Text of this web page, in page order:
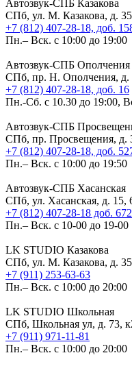
Автозвук-СПБ Казакова
СПб, ул. М. Казакова, д.
+7 (812) 407-28-18, доб.
Пн.– Вск. с 10:00 до 19:00
Автозвук-СПБ Ополчения
СПб, пр. Н. Ополчения, д.
+7 (812) 407-28-18, доб. 16
Пн.-Сб. с 10.30 до 19:00,
Автозвук-СПБ
СПб, пр. Просвещения, д.
+7 (812) 407-28-18, доб.
Пн.– Вск. с 10:00 до 19:50
Автозвук-СПБ Хасанская
СПб, ул. Хасанская, д. 15,
+7 (812) 407-28-18 доб. 672
Пн.– Вск. с 10-00 до 19-00
LK STUDIO Казакова
СПб, ул. М. Казакова, д.
+7 (911) 253-63-63
Пн.– Вск. с 10:00 до 20:00
LK STUDIO Школьная
СПб, Школьная ул, д. 73,
+7 (911) 971-11-81
Пн.– Вск. с 10:00 до 20:00